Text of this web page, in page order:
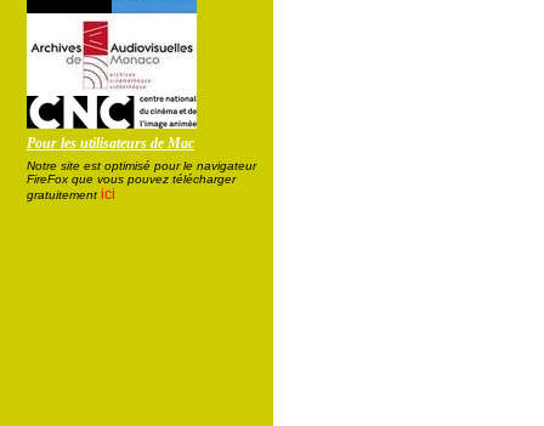
Pour les utilisateurs de Mac
Notre site est optimisé pour le navigateur
FireFox que vous pouvez télécharger
gratuitement ici